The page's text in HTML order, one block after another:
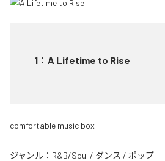
1 ： A Lifetime to Rise
comfortable music box
ジャンル： R&B/Soul / ダンス / ポップ